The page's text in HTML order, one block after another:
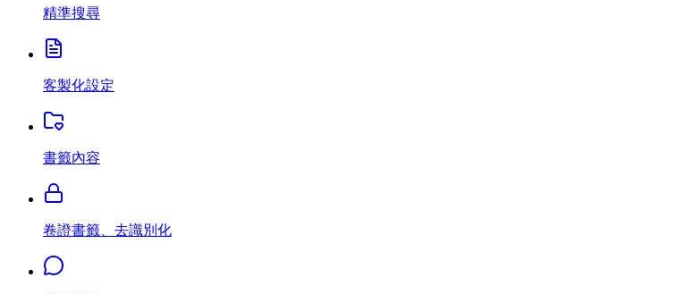
精準搜尋
客製化設定
書籤內容
卷證書籤、去識別化